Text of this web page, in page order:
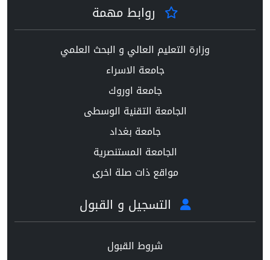
روابط مهمة
وزارة التعليم العالي و البحث العلمي
جامعة الاسراء
جامعة اوروك
الجامعة التقنية الوسطى
جامعة بغداد
الجامعة المستنصرية
مواقع ذات صلة اخرى
التسجيل و القبول
شروط القبول